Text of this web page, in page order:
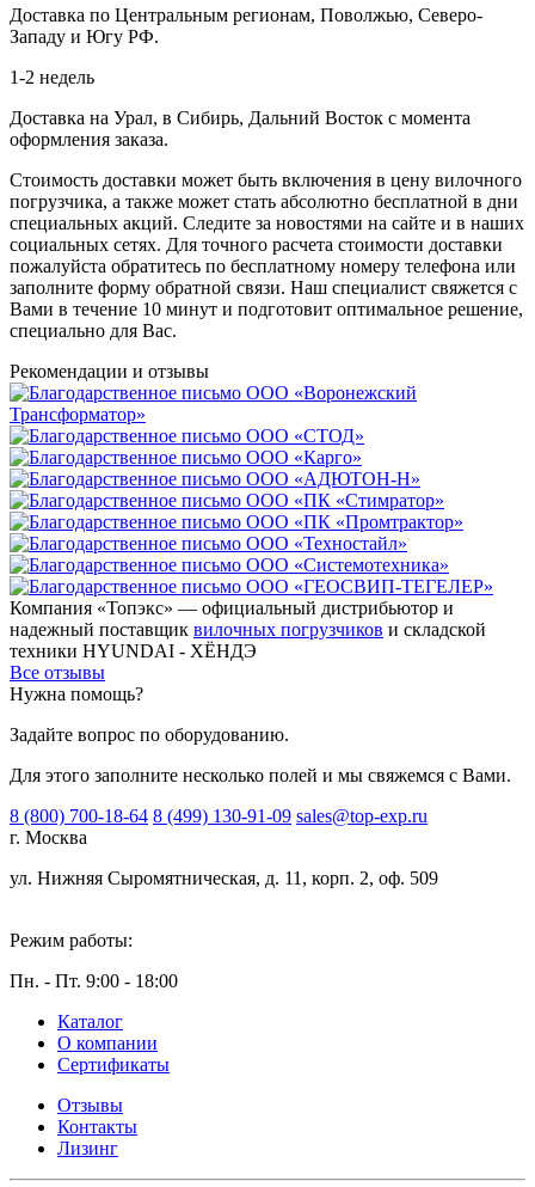
Доставка по Центральным регионам, Поволжью, Северо-
Западу и Югу РФ.
1-2 недель
Доставка на Урал, в Сибирь, Дальний Восток с момента
оформления заказа.
Стоимость доставки может быть включения в цену вилочного
погрузчика, а также может стать абсолютно бесплатной в дни
специальных акций. Следите за новостями на сайте и в наших
социальных сетях. Для точного расчета стоимости доставки
пожалуйста обратитесь по бесплатному номеру телефона или
заполните форму обратной связи. Наш специалист свяжется с
Вами в течение 10 минут и подготовит оптимальное решение,
специально для Вас.
Рекомендации и отзывы
Компания «Топэкс» — официальный дистрибьютор и
надежный поставщик вилочных погрузчиков и складской
техники HYUNDAI - ХЁНДЭ
Все отзывы
Нужна помощь?
Задайте вопрос по оборудованию.
Для этого заполните несколько полей и мы свяжемся с Вами.
8 (800) 700-18-64 8 (499) 130-91-09 sales@top-exp.ru
г. Москва
ул. Нижняя Сыромятническая, д. 11, корп. 2, оф. 509
Режим работы:
Пн. - Пт. 9:00 - 18:00
Каталог
О компании
Сертификаты
Отзывы
Контакты
Лизинг